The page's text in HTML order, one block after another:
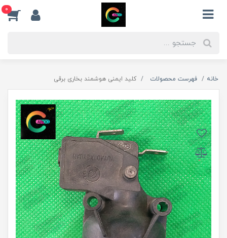
0
خانه فهرست محصولات کلید ایمنی هوشمند بخاری برقی